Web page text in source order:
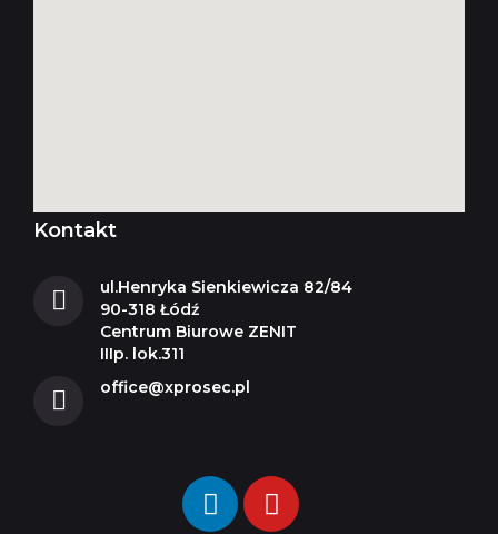
Kontakt
ul.Henryka Sienkiewicza 82/84
90-318 Łódź
Centrum Biurowe ZENIT
IIIp. lok.311
office@xprosec.pl